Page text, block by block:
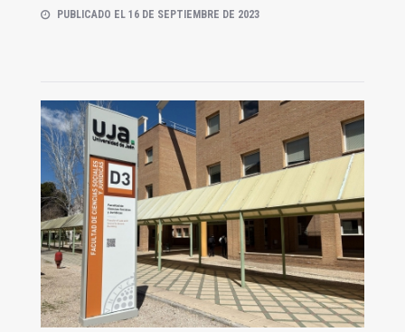
PUBLICADO EL 16 DE SEPTIEMBRE DE 2023